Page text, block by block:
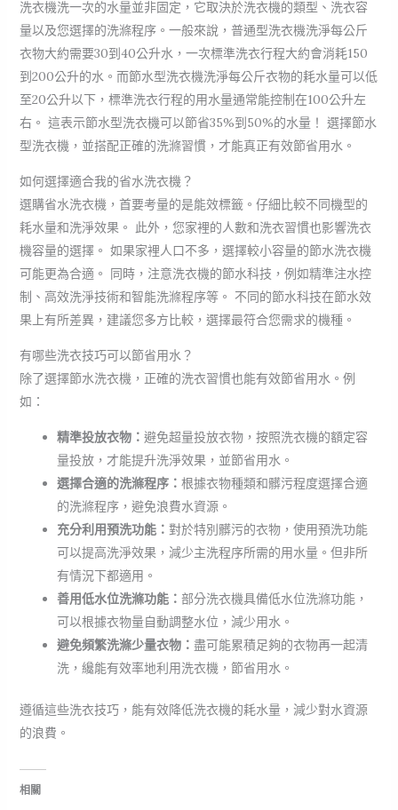
洗衣機洗一次的水量並非固定，它取決於洗衣機的類型、洗衣容
量以及您選擇的洗滌程序。一般來說，普通型洗衣機洗淨每公斤
衣物大約需要30到40公升水，一次標準洗衣行程大約會消耗150
到200公升的水。而節水型洗衣機洗淨每公斤衣物的耗水量可以低
至20公升以下，標準洗衣行程的用水量通常能控制在100公升左
右。 這表示節水型洗衣機可以節省35%到50%的水量！ 選擇節水
型洗衣機，並搭配正確的洗滌習慣，才能真正有效節省用水。
如何選擇適合我的省水洗衣機？
選購省水洗衣機，首要考量的是能效標籤。仔細比較不同機型的
耗水量和洗淨效果。 此外，您家裡的人數和洗衣習慣也影響洗衣
機容量的選擇。 如果家裡人口不多，選擇較小容量的節水洗衣機
可能更為合適。 同時，注意洗衣機的節水科技，例如精準注水控
制、高效洗淨技術和智能洗滌程序等。 不同的節水科技在節水效
果上有所差異，建議您多方比較，選擇最符合您需求的機種。
有哪些洗衣技巧可以節省用水？
除了選擇節水洗衣機，正確的洗衣習慣也能有效節省用水。例
如：
精準投放衣物： 避免超量投放衣物，按照洗衣機的額定容
量投放，才能提升洗淨效果，並節省用水。
選擇合適的洗滌程序： 根據衣物種類和髒污程度選擇合適
的洗滌程序，避免浪費水資源。
充分利用預洗功能： 對於特別髒污的衣物，使用預洗功能
可以提高洗淨效果，減少主洗程序所需的用水量。但非所
有情況下都適用。
善用低水位洗滌功能： 部分洗衣機具備低水位洗滌功能，
可以根據衣物量自動調整水位，減少用水。
避免頻繁洗滌少量衣物： 盡可能累積足夠的衣物再一起清
洗，纔能有效率地利用洗衣機，節省用水。
遵循這些洗衣技巧，能有效降低洗衣機的耗水量，減少對水資源
的浪費。
相關